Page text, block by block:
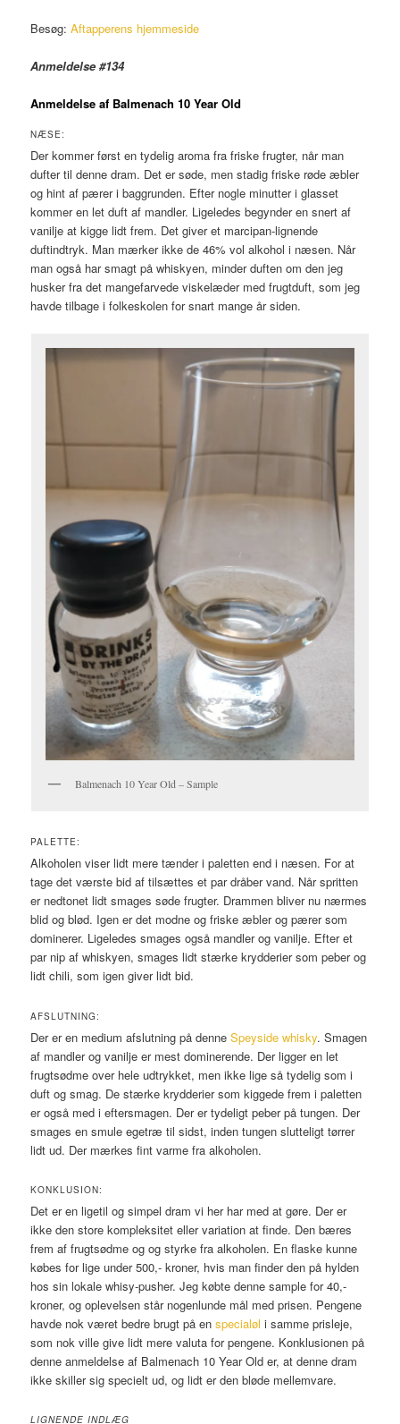
Besøg:Aftapperens hjemmeside
Anmeldelse #134
Anmeldelse af Balmenach 10 Year Old
NÆSE:
Der kommer først en tydelig aroma fra friske frugter, når man
dufter til denne dram. Det er søde, men stadig friske røde æbler
og hint af pærer i baggrunden. Efter nogle minutter i glasset
kommer en let duft af mandler. Ligeledes begynder en snert af
vanilje at kigge lidt frem. Det giver et marcipan-lignende
duftindtryk. Man mærker ikke de 46% vol alkohol i næsen. Når
man også har smagt på whiskyen, minder duften om den jeg
husker fra det mangefarvede viskelæder med frugtduft, som jeg
havde tilbage i folkeskolen for snart mange år siden.
Balmenach 10 Year Old – Sample
PALETTE:
Alkoholen viser lidt mere tænder i paletten end i næsen. For at
tage det værste bid af tilsættes et par dråber vand. Når spritten
er nedtonet lidt smages søde frugter. Drammen bliver nu nærmes
blid og blød. Igen er det modne og friske æbler og pærer som
dominerer. Ligeledes smages også mandler og vanilje. Efter et
par nip af whiskyen, smages lidt stærke krydderier som peber og
lidt chili, som igen giver lidt bid.
AFSLUTNING:
Der er en medium afslutning på denneSpeyside whisky. Smagen
af mandler og vanilje er mest dominerende. Der ligger en let
frugtsødme over hele udtrykket, men ikke lige så tydelig som i
duft og smag. De stærke krydderier som kiggede frem i paletten
er også med i eftersmagen. Der er tydeligt peber på tungen. Der
smages en smule egetræ til sidst, inden tungen slutteligt tørrer
lidt ud. Der mærkes fint varme fra alkoholen.
KONKLUSION:
Det er en ligetil og simpel dram vi her har med at gøre. Der er
ikke den store kompleksitet eller variation at finde. Den bæres
frem af frugtsødme og og styrke fra alkoholen. En flaske kunne
købes for lige under 500,- kroner, hvis man finder den på hylden
hos sin lokale whisy-pusher. Jeg købte denne sample for 40,-
kroner, og oplevelsen står nogenlunde mål med prisen. Pengene
havde nok været bedre brugt på enspecialøl i samme prisleje,
som nok ville give lidt mere valuta for pengene. Konklusionen på
denne anmeldelse af Balmenach 10 Year Old er, at denne dram
ikke skiller sig specielt ud, og lidt er den bløde mellemvare.
LIGNENDE INDLÆG